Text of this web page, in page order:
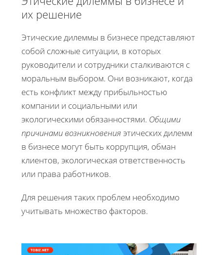
их решение
Этические дилеммы в бизнесе представляют
собой сложные ситуации, в которых
руководители и сотрудники сталкиваются с
моральным выбором. Они возникают, когда
есть конфликт между прибыльностью
компании и социальными или
экологическими обязанностями. Общими
причинами возникновения этических дилемм
в бизнесе могут быть коррупция, обман
клиентов, экологическая ответственность
или права работников.
Для решения таких проблем необходимо
учитывать множество факторов.